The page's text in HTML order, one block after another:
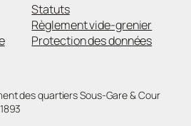
Statuts
Règlement vide-grenier
Protection des données
des quartiers Sous-Gare & Cour